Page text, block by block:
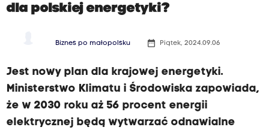
dla polskiej energetyki?
Biznes po małopolsku date_range Piątek, 2024.09.06
Jest nowy plan dla krajowej energetyki.
Ministerstwo Klimatu i Środowiska zapowiada,
że w 2030 roku aż 56 procent energii
elektrycznej będą wytwarzać odnawialne